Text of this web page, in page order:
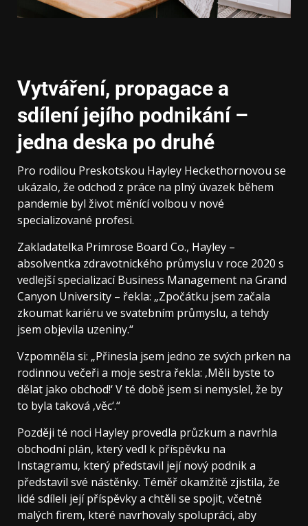
Vytváření, propagace a
sdílení jejího podnikání –
jedna deska po druhé
Pro rodilou Preskotskou Hayley Heckethornovou se
ukázalo, že odchod z práce na plný úvazek během
pandemie byl život měnící volbou v nové
specializované profesi.
Zakladatelka Primrose Board Co., Hayley –
absolventka zdravotnického průmyslu v roce 2020 s
vedlejší specializací Business Management na Grand
Canyon University – řekla: „Zpočátku jsem začala
zkoumat kariéru ve svatebním průmyslu, a tehdy
jsem objevila uzeniny.“
Vzpomněla si: „Přinesla jsem jedno ze svých prken na
rodinnou večeři a moje sestra řekla: ‚Měli byste to
dělat jako obchod!‘ V té době jsem si nemyslel, že by
to byla taková ‚věc‘.“
Později té noci Hayley provedla průzkum a navrhla
obchodní plán, který vedl k příspěvku na
Instagramu, který představil její nový podnik a
představil své nástěnky. Téměř okamžitě zjistila, že
lidé sdíleli její příspěvky a chtěli se spojit, včetně
malých firem, které navrhovaly spolupráci, aby